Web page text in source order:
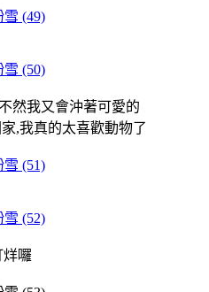
然我又會沖著可愛的
,我真的太喜歡動物了
烊囉